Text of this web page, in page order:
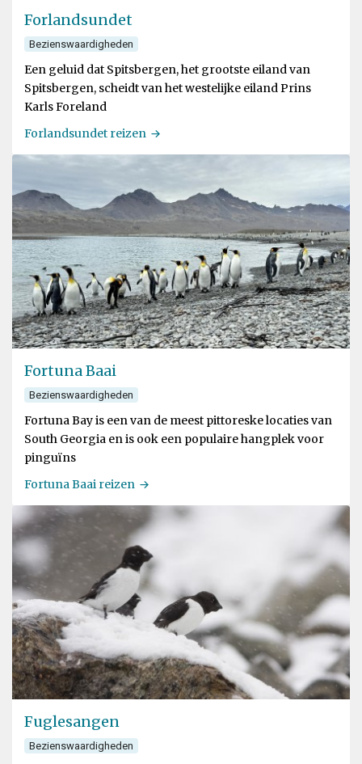
Forlandsundet
Bezienswaardigheden
Een geluid dat Spitsbergen, het grootste eiland van
Spitsbergen, scheidt van het westelijke eiland Prins
Karls Foreland
Forlandsundet reizen
Fortuna Baai
Bezienswaardigheden
Fortuna Bay is een van de meest pittoreske locaties van
South Georgia en is ook een populaire hangplek voor
pinguïns
Fortuna Baai reizen
Fuglesangen
Bezienswaardigheden